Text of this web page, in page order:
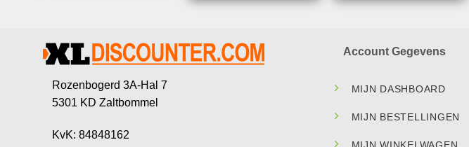
Rozenbogerd 3A-Hal 7
5301 KD Zaltbommel
KvK: 84848162
Account Gegevens
MIJN DASHBOARD
MIJN BESTELLINGEN